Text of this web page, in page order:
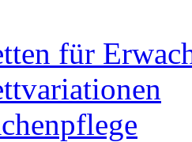
für